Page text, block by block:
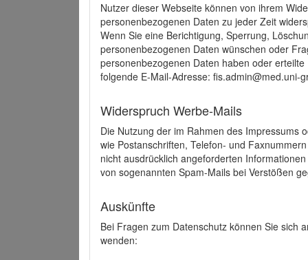
Nutzer dieser Webseite können von ihrem
personenbezogenen Daten zu jeder Zeit
Wenn Sie eine Berichtigung, Sperrung,
personenbezogenen Daten wünschen oder
personenbezogenen Daten haben oder
folgende E-Mail-Adresse: fis.admin@med.uni-
Widerspruch Werbe-Mails
Die Nutzung der im Rahmen des Impressums
wie Postanschriften, Telefon- und
nicht ausdrücklich angeforderten
von sogenannten Spam-Mails bei Verstößen
Auskünfte
Bei Fragen zum Datenschutz können Sie sich
wenden: